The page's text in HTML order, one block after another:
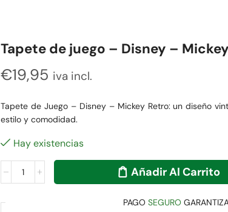
Tapete de juego – Disney –
€19,95 iva incl.
Tapete de Juego – Disney – Mickey Retro: un diseño
estilo y comodidad.
Hay existencias
Añadir Al Carrito
PAGO SEGURO